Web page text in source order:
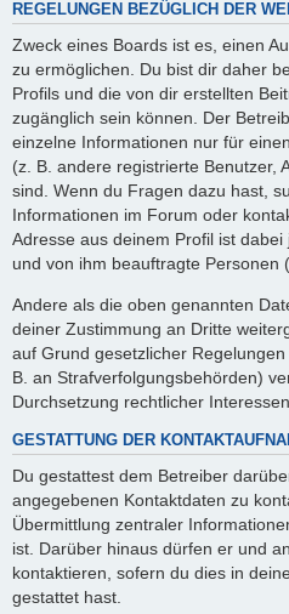
REGELUNGEN BEZÜGLICH DER
Zweck eines Boards ist es, einen
zu ermöglichen. Du bist dir daher
Profils und die von dir erstellten
zugänglich sein können. Der
einzelne Informationen nur für
(z. B. andere registrierte Benutzer,
sind. Wenn du Fragen dazu hast,
Informationen im Forum oder
Adresse aus deinem Profil ist
und von ihm beauftragte Personen
Andere als die oben genannten
deiner Zustimmung an Dritte
auf Grund gesetzlicher
B. an Strafverfolgungsbehörden)
Durchsetzung rechtlicher
GESTATTUNG DER
Du gestattest dem Betreiber
angegebenen Kontaktdaten zu
Übermittlung zentraler
ist. Darüber hinaus dürfen er und
kontaktieren, sofern du dies in
gestattet hast.